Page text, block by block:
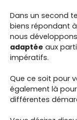
Dans un second
biens répondant
nous
adaptée aux
impératifs.
Que ce soit pour
également là
différentes